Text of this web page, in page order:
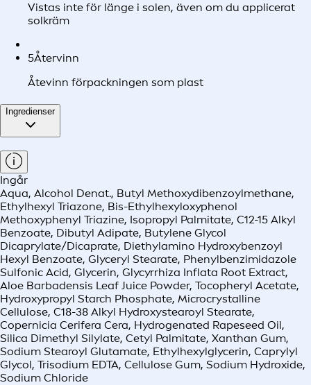
Vistas inte för länge i solen, även om du applicerat
solkräm
5Återvinn
Åtevinn förpackningen som plast
Ingredienser
Ingår
Aqua, Alcohol Denat., Butyl Methoxydibenzoylmethane,
Ethylhexyl Triazone, Bis-Ethylhexyloxyphenol
Methoxyphenyl Triazine, Isopropyl Palmitate, C12-15 Alkyl
Benzoate, Dibutyl Adipate, Butylene Glycol
Dicaprylate/Dicaprate, Diethylamino Hydroxybenzoyl
Hexyl Benzoate, Glyceryl Stearate, Phenylbenzimidazole
Sulfonic Acid, Glycerin, Glycyrrhiza Inflata Root Extract,
Aloe Barbadensis Leaf Juice Powder, Tocopheryl Acetate,
Hydroxypropyl Starch Phosphate, Microcrystalline
Cellulose, C18-38 Alkyl Hydroxystearoyl Stearate,
Copernicia Cerifera Cera, Hydrogenated Rapeseed Oil,
Silica Dimethyl Silylate, Cetyl Palmitate, Xanthan Gum,
Sodium Stearoyl Glutamate, Ethylhexylglycerin, Caprylyl
Glycol, Trisodium EDTA, Cellulose Gum, Sodium Hydroxide,
Sodium Chloride